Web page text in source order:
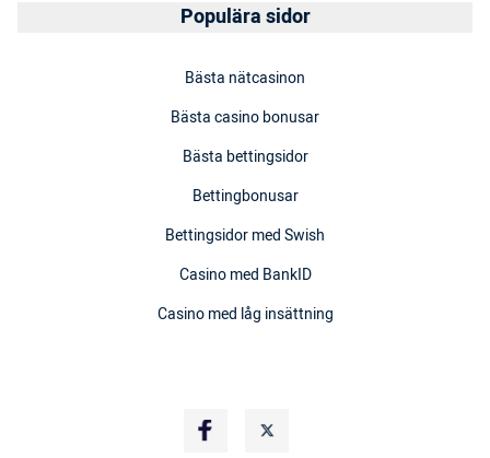
Populära sidor
Bästa nätcasinon
Bästa casino bonusar
Bästa bettingsidor
Bettingbonusar
Bettingsidor med Swish
Casino med BankID
Casino med låg insättning